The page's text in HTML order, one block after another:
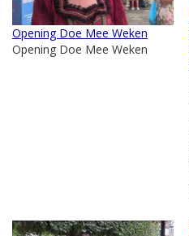
Opening Doe Mee Weken
Opening Doe Mee Weken